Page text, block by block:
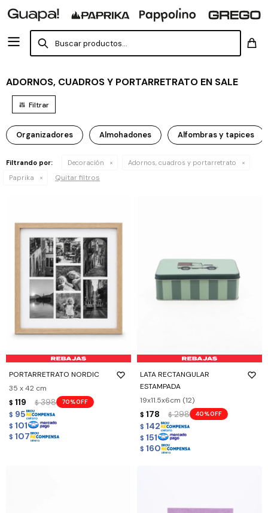
ADORNOS, CUADROS Y PORTARRETRATO EN SALE
Organizadores Almohadones Alfombras y tapices
Filtrando por: Decoración
Adornos, cuadros y portarretrato
Paprika
Quitar filtros
PORTARRETRATO NORDIC
35 x 42 cm
$ 119 $ 398 70
$ 95
$ 101
$ 107
LATA RECTANGULAR
ESTAMPADA
19x11.5x6cm (12)
$ 178 $ 298 40
$ 142
$ 151
$ 160